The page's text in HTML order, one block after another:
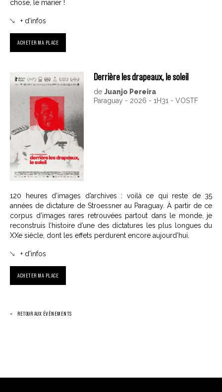
chose, le marier !
+ d'infos
ACHETER MA PLACE
Derrière les drapeaux, le soleil
de Juanjo Pereira
Paraguay - 2026 - 1H31 - VOSTF
120 heures d’images d’archives : voilà ce qui reste de 35
années de dictature de Stroessner au Paraguay. À partir de ce
corpus d’images rares retrouvées partout dans le monde, je
reconstruis l’histoire d’une des dictatures les plus longues du
XXe siècle, dont les effets perdurent encore aujourd’hui.
+ d'infos
ACHETER MA PLACE
RETOUR AUX ÉVÈNEMENTS